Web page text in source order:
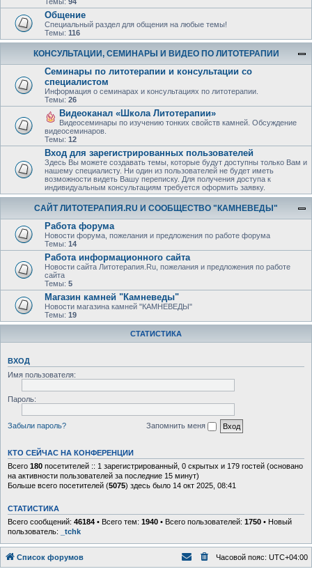
Общение
Специальный раздел для общения на любые темы!
Темы: 116
КОНСУЛЬТАЦИИ, СЕМИНАРЫ И ВИДЕО ПО ЛИТОТЕРАПИИ
Семинары по литотерапии и консультации со
специалистом
Информация о семинарах и консультациях по литотерапии.
Темы: 26
Видеоканал «Школа Литотерапии»
Видеосеминары по изучению тонких свойств камней. Обсуждение
видеосеминаров.
Темы: 12
Вход для зарегистрированных пользователей
Здесь Вы можете создавать темы, которые будут доступны только Вам и
нашему специалисту. Ни один из пользователей не будет иметь
возможности видеть Вашу переписку. Для получения доступа к
индивидуальным консультациям требуется оформить заявку.
САЙТ ЛИТОТЕРАПИЯ.RU И СООБЩЕСТВО "КАМНЕВЕДЫ"
Работа форума
Новости форума, пожелания и предложения по работе форума
Темы: 14
Работа информационного сайта
Новости сайта Литотерапия.Ru, пожелания и предложения по работе
сайта
Темы: 5
Магазин камней "Камневеды"
Новости магазина камней "КАМНЕВЕДЫ"
Темы: 19
СТАТИСТИКА
ВХОД
Имя пользователя:
Пароль:
Забыли пароль? Запомнить меня
КТО СЕЙЧАС НА КОНФЕРЕНЦИИ
Всего 180 посетителей :: 1 зарегистрированный, 0 скрытых и 179 гостей (основано
на активности пользователей за последние 15 минут)
Больше всего посетителей (5075) здесь было 14 окт 2025, 08:41
СТАТИСТИКА
Всего сообщений: 46184 • Всего тем: 1940 • Всего пользователей: 1750 • Новый
пользователь:
_tchk
Список форумов Часовой пояс: UTC+04:00